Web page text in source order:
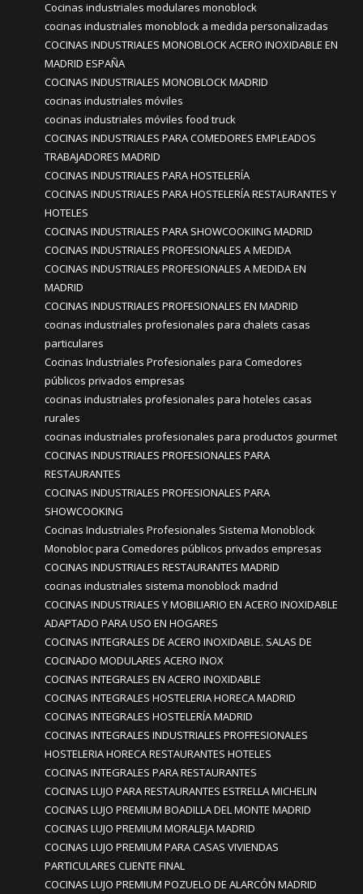
Cocinas industriales modulares monoblock
cocinas industriales monoblock a medida personalizadas
COCINAS INDUSTRIALES MONOBLOCK ACERO INOXIDABLE EN
MADRID ESPAÑA
COCINAS INDUSTRIALES MONOBLOCK MADRID
cocinas industriales móviles
cocinas industriales móviles food truck
COCINAS INDUSTRIALES PARA COMEDORES EMPLEADOS
TRABAJADORES MADRID
COCINAS INDUSTRIALES PARA HOSTELERÍA
COCINAS INDUSTRIALES PARA HOSTELERÍA RESTAURANTES Y
HOTELES
COCINAS INDUSTRIALES PARA SHOWCOOKIING MADRID
COCINAS INDUSTRIALES PROFESIONALES A MEDIDA
COCINAS INDUSTRIALES PROFESIONALES A MEDIDA EN
MADRID
COCINAS INDUSTRIALES PROFESIONALES EN MADRID
cocinas industriales profesionales para chalets casas
particulares
Cocinas Industriales Profesionales para Comedores
públicos privados empresas
cocinas industriales profesionales para hoteles casas
rurales
cocinas industriales profesionales para productos gourmet
COCINAS INDUSTRIALES PROFESIONALES PARA
RESTAURANTES
COCINAS INDUSTRIALES PROFESIONALES PARA
SHOWCOOKING
Cocinas Industriales Profesionales Sistema Monoblock
Monobloc para Comedores públicos privados empresas
COCINAS INDUSTRIALES RESTAURANTES MADRID
cocinas industriales sistema monoblock madrid
COCINAS INDUSTRIALES Y MOBILIARIO EN ACERO INOXIDABLE
ADAPTADO PARA USO EN HOGARES
COCINAS INTEGRALES DE ACERO INOXIDABLE. SALAS DE
COCINADO MODULARES ACERO INOX
COCINAS INTEGRALES EN ACERO INOXIDABLE
COCINAS INTEGRALES HOSTELERIA HORECA MADRID
COCINAS INTEGRALES HOSTELERÍA MADRID
COCINAS INTEGRALES INDUSTRIALES PROFFESIONALES
HOSTELERIA HORECA RESTAURANTES HOTELES
COCINAS INTEGRALES PARA RESTAURANTES
COCINAS LUJO PARA RESTAURANTES ESTRELLA MICHELIN
COCINAS LUJO PREMIUM BOADILLA DEL MONTE MADRID
COCINAS LUJO PREMIUM MORALEJA MADRID
COCINAS LUJO PREMIUM PARA CASAS VIVIENDAS
PARTICULARES CLIENTE FINAL
COCINAS LUJO PREMIUM POZUELO DE ALARCÓN MADRID